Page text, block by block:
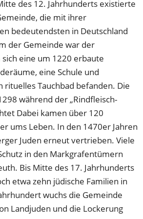
des 12. Jahrhunderts existierte
die mit ihrer
bedeutendsten in Deutschland
der Gemeinde war der
sich eine um 1220 erbaute
eine Schule und
rituelles Tauchbad befanden. Die
während der „Rindfleisch-
Dabei kamen über 120
ums Leben. In den 1470er Jahren
Juden erneut vertrieben. Viele
in den Markgrafentümern
Bis Mitte des 17. Jahrhunderts
etwa zehn jüdische Familien in
wuchs die Gemeinde
Landjuden und die Lockerung